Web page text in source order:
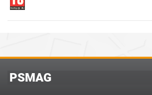
PSMAG